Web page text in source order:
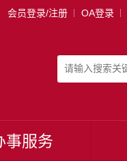
会员登录/注册 OA登录
事服务